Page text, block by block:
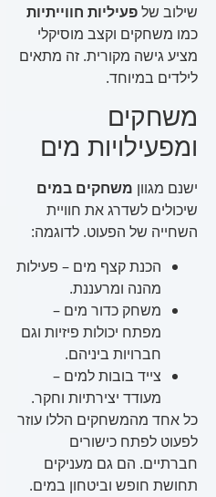
שילוב שלפעיליות חווייתיות
כמו משחקים וקצב מוסיקלי
מציע גישה מקורית. זה מתאים
לילדים במיוחד.
משחקים
ומפעילויות מים
ישנם מגווןמשחקים במים
שיכולים לשדרג את חוויית
השחייה של הפעוט. לדוגמה:
הכנת קצף מים – פעילות
מהנה ומרעננת.
משחק כדור מים –
מפתח יכולות פיזיות וגם
חברויות ביניהם.
צייד בובות למים –
מעודד יצירתיות וחקר.
כל אחד מהמשחקים הללו עוזר
לפעוט לפתח כישורים
חברתיים. הם גם מעניקים
תחושת חופש וביטחון במים.